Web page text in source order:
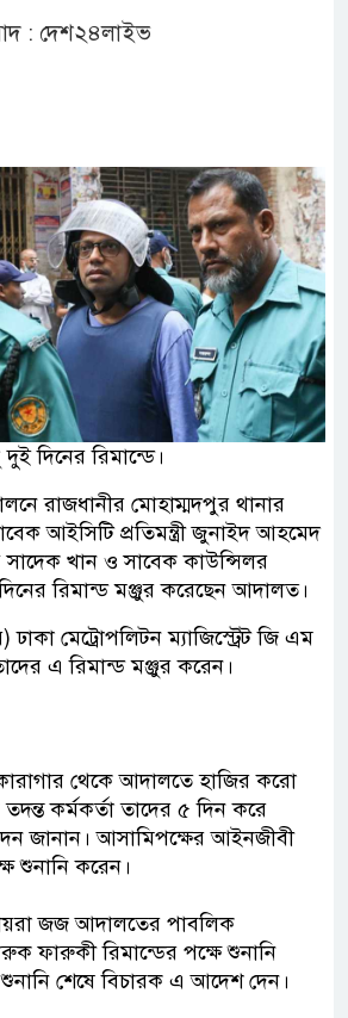
: দেশ২৪লাইভ
দিনের রিমান্ডে।
রাজধানীর মোহাম্মদপুর থানার
আইসিটি প্রতিমন্ত্রী জুনাইদ আহমেদ
খান ও সাবেক কাউন্সিলর
রিমান্ড মঞ্জুর করেছেন আদালত।
মেট্রোপলিটন ম্যাজিস্ট্রেট জি এম
এ রিমান্ড মঞ্জুর করেন।
থেকে আদালতে হাজির করো
কর্মকর্তা তাদের ৫ দিন করে
জানান। আসামিপক্ষের আইনজীবী
শুনানি করেন।
জজ আদালতের পাবলিক
ফারুকী রিমান্ডের পক্ষে শুনানি
শেষে বিচারক এ আদেশ দেন।